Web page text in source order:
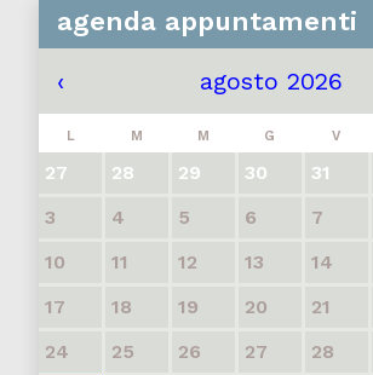
agenda appuntamenti
‹ agosto 2026
L M M G V
27 28 29 30 31
3
4 5 6 7
10
11 12 13 14
17
18 19 20 21
24
25 26 27 28